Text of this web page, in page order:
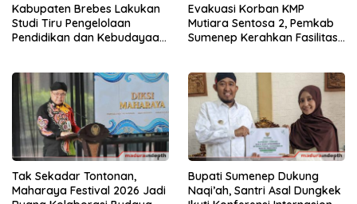
Kabupaten Brebes Lakukan
Studi Tiru Pengelolaan
Pendidikan dan Kebudayaan
Evakuasi Korban KMP
Mutiara Sentosa 2, Pemkab
Sumenep Kerahkan Fasilitas
Tak Sekadar Tontonan,
Maharaya Festival 2026 Jadi
Bupati Sumenep Dukung
Naqi’ah, Santri Asal Dungkek